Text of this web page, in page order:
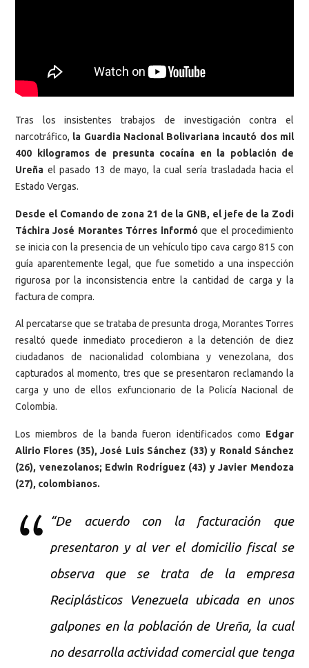
Tras los insistentes trabajos de investigación contra el
narcotráfico, la Guardia Nacional Bolivariana incautó dos mil
400 kilogramos de presunta cocaína en la población de
Ureña el pasado 13 de mayo, la cual sería trasladada hacia el
Estado Vergas.
Desde el Comando de zona 21 de la GNB, el jefe de la Zodi
Táchira José Morantes Tórres informó que el procedimiento
se inicia con la presencia de un vehículo tipo cava cargo 815 con
guía aparentemente legal, que fue sometido a una inspección
rigurosa por la inconsistencia entre la cantidad de carga y la
factura de compra.
Al percatarse que se trataba de presunta droga, Morantes Torres
resaltó quede inmediato procedieron a la detención de diez
ciudadanos de nacionalidad colombiana y venezolana, dos
capturados al momento, tres que se presentaron reclamando la
carga y uno de ellos exfuncionario de la Policía Nacional de
Colombia.
Los miembros de la banda fueron identificados como Edgar
Alirio Flores (35), José Luis Sánchez (33) y Ronald Sánchez
(26), venezolanos; Edwin Rodríguez (43) y Javier Mendoza
(27), colombianos.
“De acuerdo con la facturación que
presentaron y al ver el domicilio fiscal se
observa que se trata de la empresa
Reciplásticos Venezuela ubicada en unos
galpones en la población de Ureña, la cual
no desarrolla actividad comercial que tenga